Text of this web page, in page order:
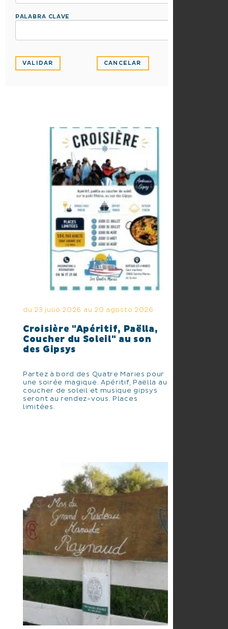
PALABRA CLAVE
VALIDAR CANCELAR
du 23 julio 2026 au 20 agosto 2026
Croisière "Apéritif, Paëlla,
Coucher du Soleil" au son
des Gipsys
Partez à bord des Quatre Maries pour
une soirée magique. Apéritif, Paëlla au
coucher de soleil et musique gipsys
seront au rendez-vous. Places
limitées.